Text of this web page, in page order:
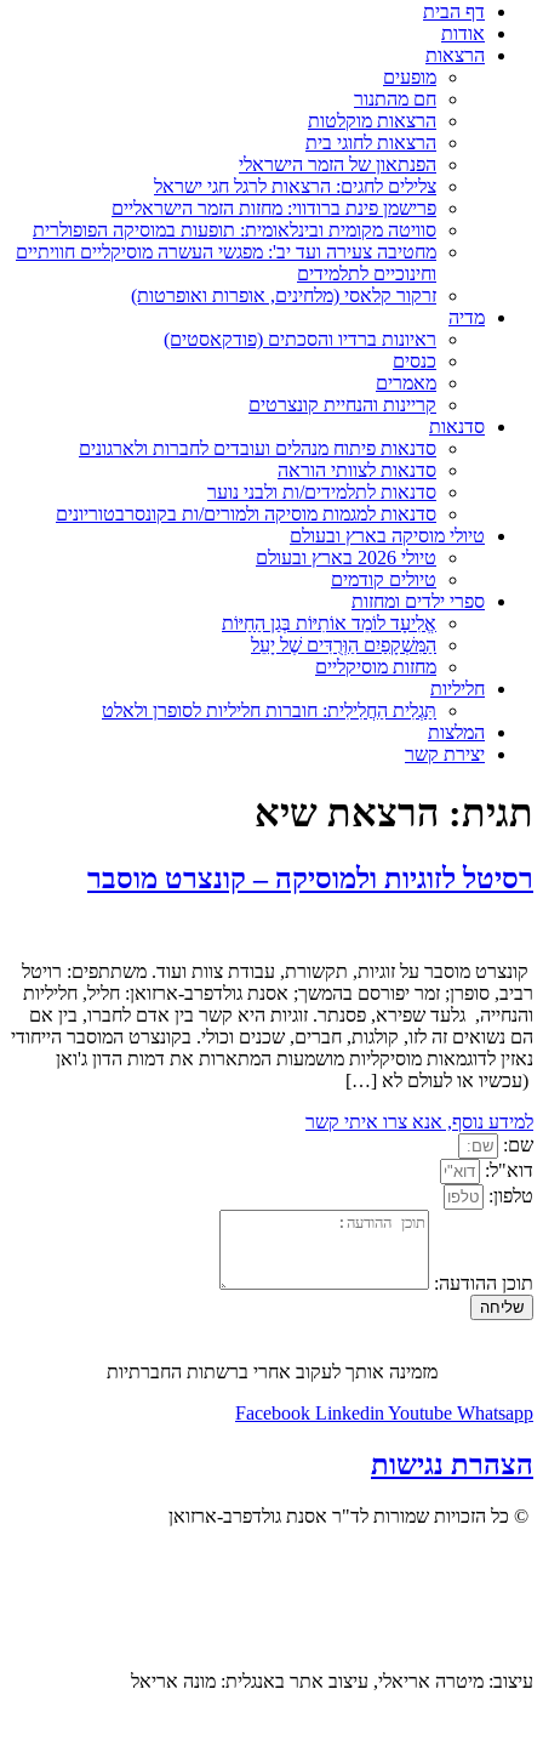
דף הבית
אודות
הרצאות
מופעים
חם מהתנור
הרצאות מוקלטות
הרצאות לחוגי בית
הפנתאון של הזמר הישראלי
צלילים לחגים: הרצאות לרגל חגי ישראל
פרישמן פינת ברודווי: מחזות הזמר הישראליים
סוויטה מקומית ובינלאומית: תופעות במוסיקה הפופולרית
מחטיבה צעירה ועד יב': מפגשי העשרה מוסיקליים חוויתיים
וחינוכיים לתלמידים
זרקור קלאסי (מלחינים, אופרות ואופרטות)
מדיה
ראיונות ברדיו והסכתים (פודקאסטים)
כנסים
מאמרים
קריינות והנחיית קונצרטים
סדנאות
סדנאות פיתוח מנהלים ועובדים לחברות ולארגונים
סדנאות לצוותי הוראה
סדנאות לתלמידים/ות ולבני נוער
סדנאות למגמות מוסיקה ולמורים/ות בקונסרבטוריונים
טיולי מוסיקה בארץ ובעולם
טיולי 2026 בארץ ובעולם
טיולים קודמים
ספרי ילדים ומחזות
אֱלִיעָד לוֹמֵד אוֹתִיּוֹת בְּגַן הַחַיּוֹת
הַמִּשְׁקָפַיִם הַוְּרֻדִּים שֶׁל יָעֵל
מחזות מוסיקליים
חליליות
תַּגְלִית הַחֲלִילִית: חוברות חליליות לסופרן ולאלט
המלצות
יצירת קשר
תגית: הרצאת שיא
רסיטל לזוגיות ולמוסיקה – קונצרט מוסבר
קונצרט מוסבר על זוגיות, תקשורת, עבודת צוות ועוד. משתתפים: רויטל
רביב, סופרן; זמר יפורסם בהמשך; אסנת גולדפרב-ארזואן: חליל, חליליות
והנחייה, גלעד שפירא, פסנתר. זוגיות היא קשר בין אדם לחברו, בין אם
הם נשואים זה לזו, קולגות, חברים, שכנים וכולי. בקונצרט המוסבר הייחודי
נאזין לדוגמאות מוסיקליות מושמעות המתארות את דמות הדון ג'ואן
(עכשיו או לעולם לא […]
למידע נוסף, אנא צרו איתי קשר
שם:
דוא"ל:
טלפון:
תוכן ההודעה:
שליחה
מזמינה אותך לעקוב אחרי ברשתות החברתיות
Facebook Linkedin Youtube Whatsapp
הצהרת נגישות
© כל הזכויות שמורות לד"ר אסנת גולדפרב-ארזואן
עיצוב: מיטרה אריאלי, עיצוב אתר באנגלית: מונה אריאל